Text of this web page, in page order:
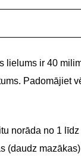
lielums ir 40
Padomājiet
norāda no 1
(daudz